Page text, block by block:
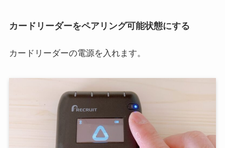
カードリーダーをペアリング可能状態にする
カードリーダーの電源を入れます。